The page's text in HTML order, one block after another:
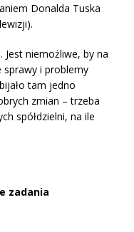
Donalda Tuska
niemożliwe, by na
sprawy i problemy
tam jedno
zmian – trzeba
spółdzielni, na ile
zadania